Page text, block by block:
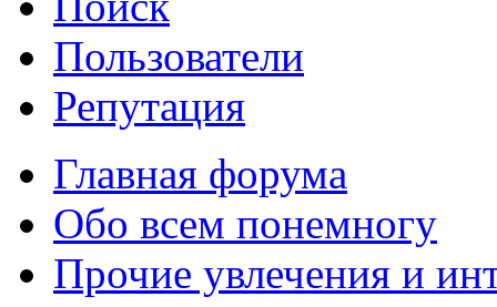
Пользователи
Репутация
Главная форума
Обо всем понемногу
Прочие увлечения и